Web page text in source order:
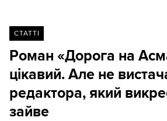
СТАТТІ
Роман «Дорога на
цікавий. Але не
редактора, який
зайве